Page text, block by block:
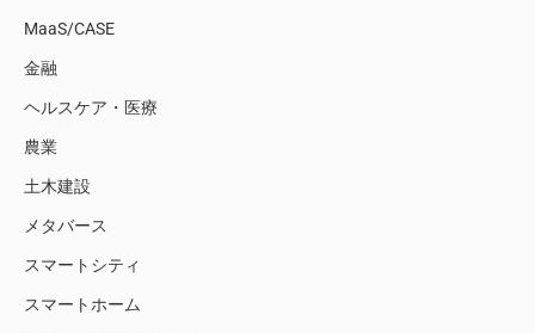
MaaS/CASE
金融
ヘルスケア・医療
農業
土木建設
メタバース
スマートシティ
スマートホーム